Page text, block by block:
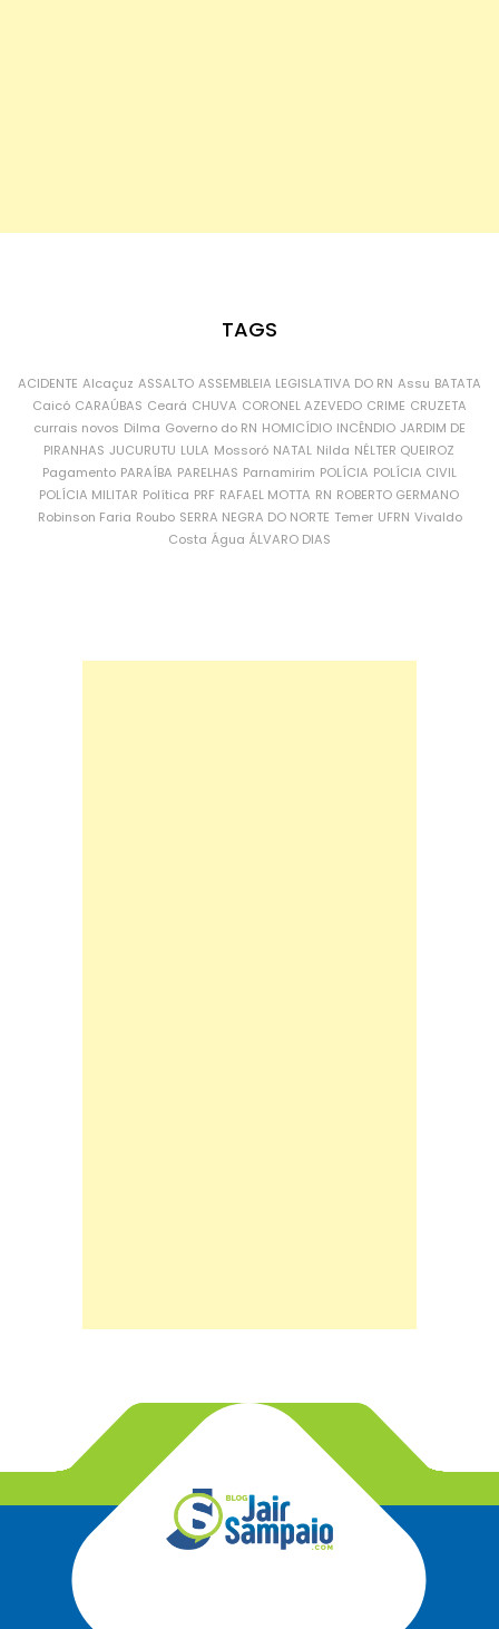
TAGS
ACIDENTE Alcaçuz ASSALTO ASSEMBLEIA LEGISLATIVA DO RN Assu BATATA
Caicó CARAÚBAS Ceará CHUVA CORONEL AZEVEDO CRIME CRUZETA
currais novos Dilma Governo do RN HOMICÍDIO INCÊNDIO JARDIM DE
PIRANHAS JUCURUTU LULA Mossoró NATAL Nilda NÉLTER QUEIROZ
Pagamento PARAÍBA PARELHAS Parnamirim POLÍCIA POLÍCIA CIVIL
POLÍCIA MILITAR Política PRF RAFAEL MOTTA RN ROBERTO GERMANO
Robinson Faria Roubo SERRA NEGRA DO NORTE Temer UFRN Vivaldo
Costa Água ÁLVARO DIAS